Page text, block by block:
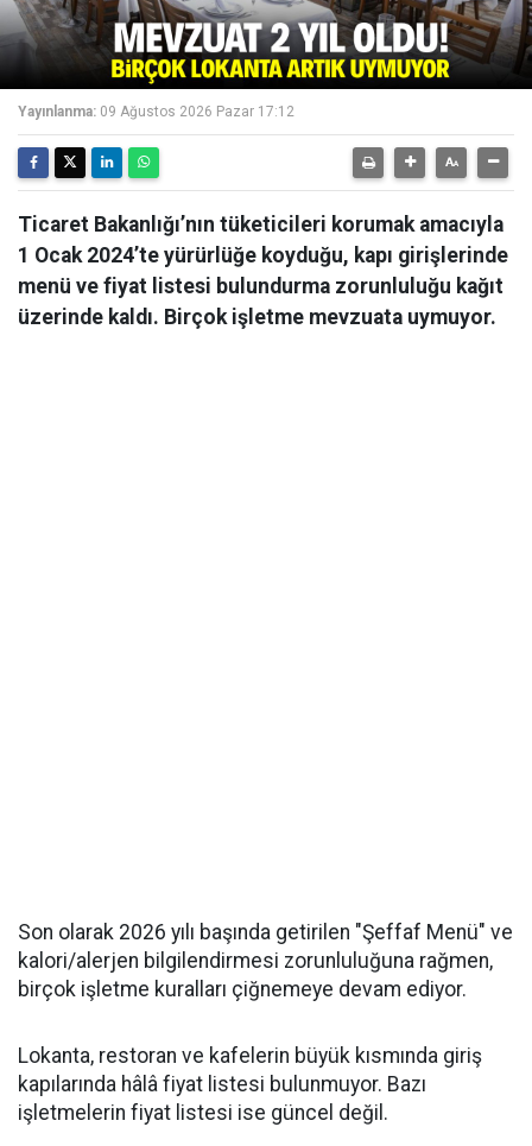
Yayınlanma: 09 Ağustos 2026 Pazar 17:12
Ticaret Bakanlığı’nın tüketicileri korumak amacıyla
1 Ocak 2024’te yürürlüğe koyduğu, kapı girişlerinde
menü ve fiyat listesi bulundurma zorunluluğu kağıt
üzerinde kaldı. Birçok işletme mevzuata uymuyor.
Son olarak 2026 yılı başında getirilen "Şeffaf Menü" ve
kalori/alerjen bilgilendirmesi zorunluluğuna rağmen,
birçok işletme kuralları çiğnemeye devam ediyor.
Lokanta, restoran ve kafelerin büyük kısmında giriş
kapılarında hâlâ fiyat listesi bulunmuyor. Bazı
işletmelerin fiyat listesi ise güncel değil.